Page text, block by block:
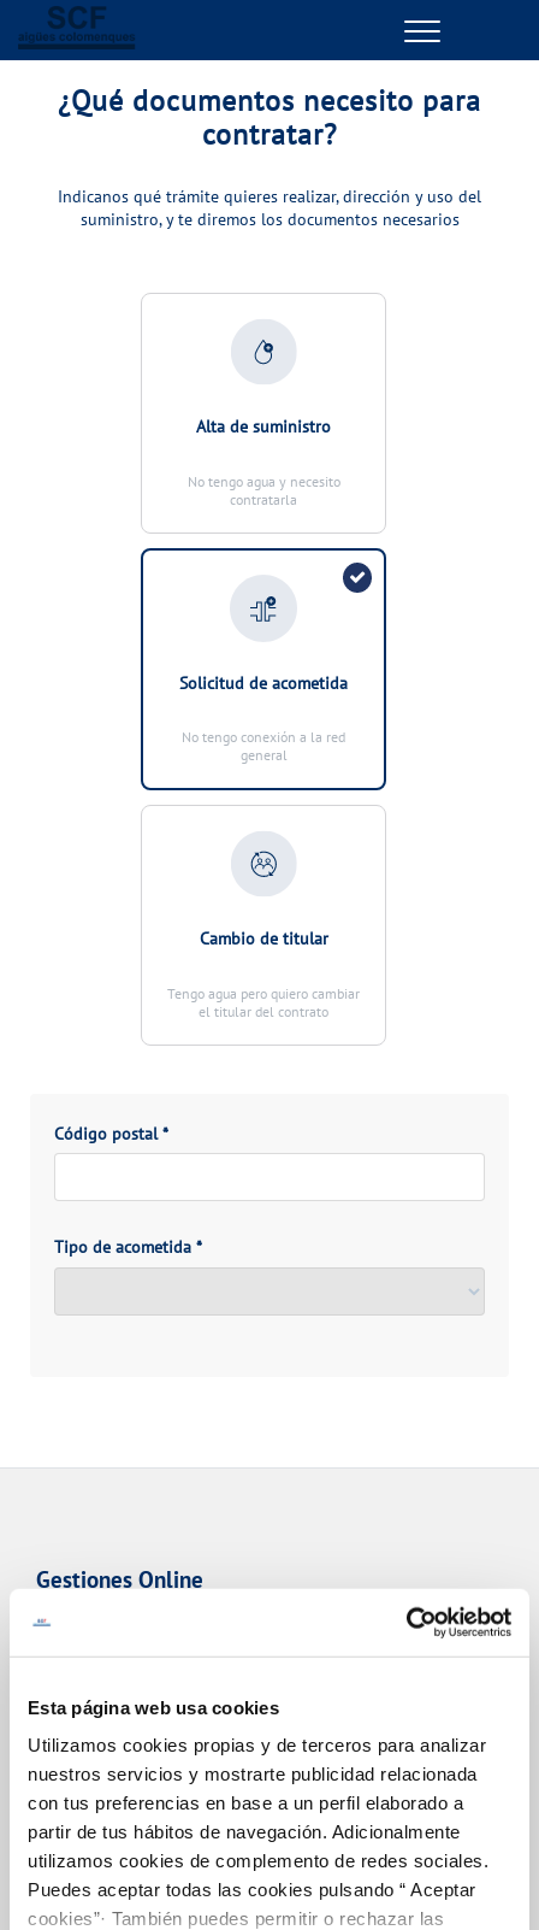
Esta página web usa cookies
Utilizamos cookies propias y de terceros para analizar
nuestros servicios y mostrarte publicidad relacionada
con tus preferencias en base a un perfil elaborado a
partir de tus hábitos de navegación. Adicionalmente
utilizamos cookies de complemento de redes sociales.
Puedes aceptar todas las cookies pulsando “ Aceptar
cookies”· También puedes permitir o rechazar las
Menu
GESTIONES ONLINE
TU SERVICIO
VER TODAS LAS GESTIONES
VER TODAS LAS GESTIONES
VER TODAS LAS GESTIONES
NUESTROS COMPROMISOS
VER TODAS LAS GESTIONES
¿Qué documentos necesito para
contratar?
Indicanos qué trámite quieres realizar, dirección y uso del
suministro, y te diremos los documentos necesarios
Alta de suministro
No tengo agua y necesito
contratarla
Solicitud de acometida
No tengo conexión a la red
general
Cambio de titular
Tengo agua pero quiero cambiar
el titular del contrato
Código postal*
Tipo de acometida *
Gestiones Online
CONTRATOS
MODIFICACIÓN DE DATOS
INCIDENCIAS
TODAS LAS GESTIONES